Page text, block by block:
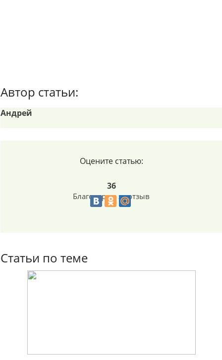
Автор статьи:
Андрей
Оцените статью:
36
Благодарим за отзыв
Статьи по теме